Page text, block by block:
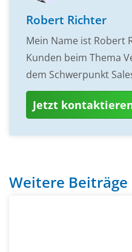
Robert Richter
Mein Name ist Robert
Kunden beim Thema
dem Schwerpunkt
Jetzt
Weitere Beiträge